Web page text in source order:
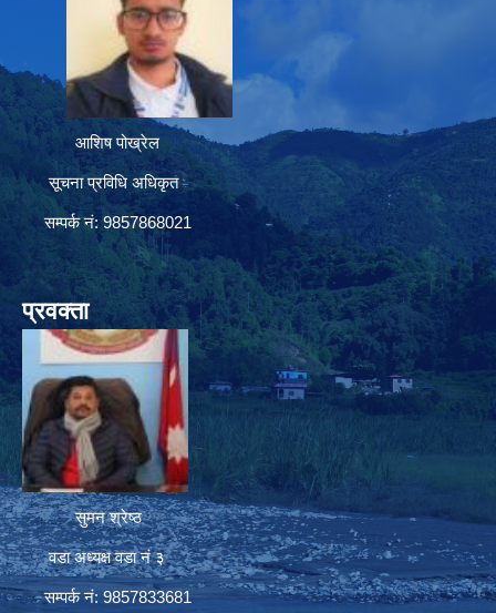
आशिष पोख्रेल
सूचना प्रविधि अधिकृत
सम्पर्क नं: 9857868021
प्रवक्ता
सुमन श्रेष्ठ
वडा अध्यक्ष वडा नं ३
सम्पर्क नं: 9857833681